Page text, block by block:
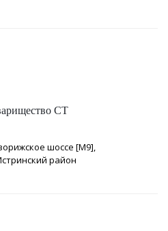
СТ
шоссе [М9],
район